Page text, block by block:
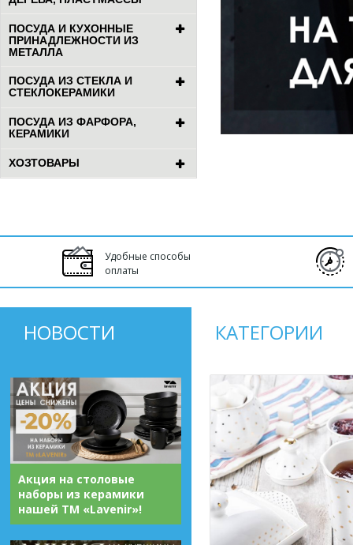
ПОСУДА И КУХОННЫЕ
ПРИНАДЛЕЖНОСТИ ИЗ
МЕТАЛЛА
ПОСУДА ИЗ СТЕКЛА И
СТЕКЛОКЕРАМИКИ
ПОСУДА ИЗ ФАРФОРА,
КЕРАМИКИ
ХОЗТОВАРЫ
Удобные способы
оплаты
НОВОСТИ
Акция на столовые
наборы из керамики
нашей ТМ «Lavenir»!
КАТЕГОРИИ